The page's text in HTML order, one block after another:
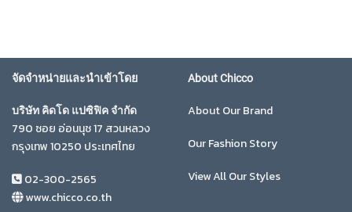
จัดจำหน่ายและนำเข้าโดย
บริษัท คิดโด แปซิฟิค จำกัด
790 ซอย อ่อนนุช 17 สวนหลวง
กรุงเทพ 10250 ประเทศไทย
02-300-2565
www.chicco.co.th
About Chicco
About Our Brand
Our Fashion Story
View All Our Styles